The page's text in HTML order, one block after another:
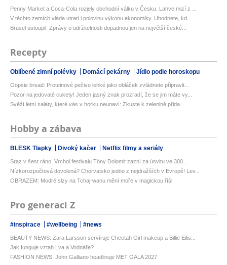
Penny Market a Coca-Cola rozjely obchodní válku v Česku. Lahve mizí z ...
V těchto zemích vláda utratí i polovinu výkonu ekonomiky. Uhodnete, kd...
Brusel ustoupil. Zprávy o udržitelnosti dopadnou jen na největší české...
Recepty
Oblíbené zimní polévky Domácí pekárny Jídlo podle horoskopu
Oopsie bread: Proteinové pečivo lehké jako obláček zvládnete připravit...
Pozor na jedovaté cukety! Jeden jasný znak prozradí, že se jim máte vy...
Svěží letní saláty, které vás v horku neunaví: Zkuste k zelenině přida...
Hobby a zábava
BLESK Tlapky Divoký kačer Netflix filmy a seriály
Sraz v šest ráno. Vrchol festivalu Tóny Dolomit zazní za úsvitu ve 300...
Nízkorozpočtová dovolená? Chorvatsko jedno z nejdražších v Evropě! Lev...
OBRAZEM: Modré slzy na Tchaj-wanu mění moře v magickou říši
Pro generaci Z
#inspirace #wellbeing #news
BEAUTY NEWS: Zara Larsson servíruje Cheetah Girl makeup a Billie Eilis...
Jak funguje vztah Lva a Vodnáře?
FASHION NEWS: John Galliano headlinuje MET GALA 2027